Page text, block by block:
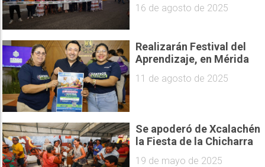
16 de agosto de 2025
Realizarán Festival del
Aprendizaje, en Mérida
11 de agosto de 2025
Se apoderó de Xcalachén
la Fiesta de la Chicharra
19 de mayo de 2025